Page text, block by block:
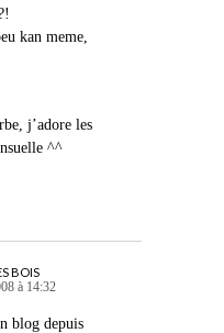
kan meme,
j’adore les
^^
BOIS
à 14:32
blog depuis